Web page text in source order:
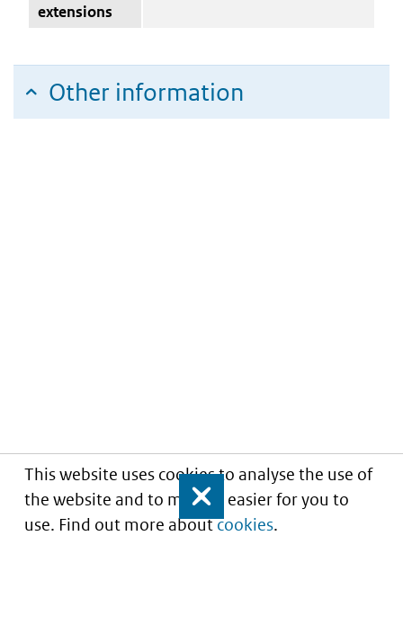
This website uses cookies to analyse the use of
the website and to make it easier for you to
use. Find out more aboutcookies.
Close
extensions
Other information